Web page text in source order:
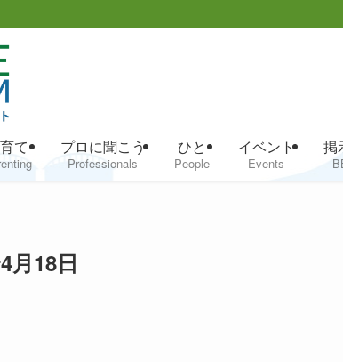
て プロに聞こう
Professionals
ひと
People
イベント
Events
掲
月18日